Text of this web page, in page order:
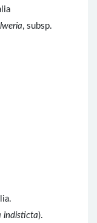
, subsp.
indisticta).